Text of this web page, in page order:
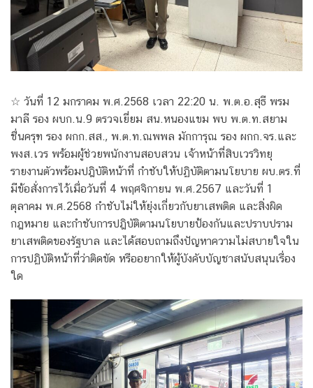
☆ วันที่ 12 มกราคม พ.ศ.2568 เวลา 22:20 น. พ.ต.อ.สุธี พรม
มาลี รอง ผบก.น.9 ตรวจเยี่ยม สน.หนองแขม พบ พ.ต.ท.สยาม
ชื่นครุฑ รอง ผกก.สส., พ.ต.ท.ณพพล มักการุณ รอง ผกก.จร.และ
พงส.เวร พร้อมผู้ช่วยพนักงานสอบสวน เจ้าหน้าที่สิบเวรวิทยุ
รายงานตัวพร้อมปฎิบัติหน้าที่ กำชับให้ปฏิบัติตามนโยบาย ผบ.ตร.ที่
มีข้อสั่งการไว้เมื่อวันที่ 4 พฤศจิกายน พ.ศ.2567 และวันที่ 1
ตุลาคม พ.ศ.2568 กำชับไม่ให้ยุ่งเกี่ยวกับยาเสพติด และสิ่งผิด
กฎหมาย และกำชับการปฎิบัติตามนโยบายป้องกันและปราบปราม
ยาเสพติดของรัฐบาล และได้สอบถามถึงปัญหาความไม่สบายใจใน
การปฏิบัติหน้าที่ว่าติดขัด หรืออยากให้ผู้บังคับบัญชาสนับสนุนเรื่อง
ใด